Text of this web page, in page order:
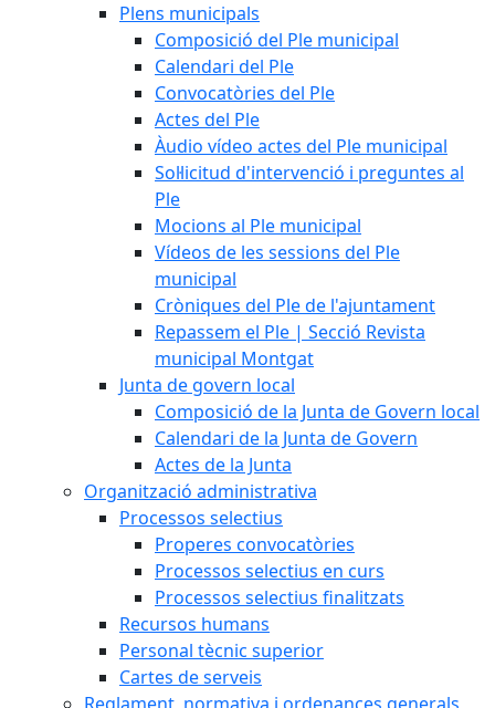
Plens municipals
Composició del Ple municipal
Calendari del Ple
Convocatòries del Ple
Actes del Ple
Àudio vídeo actes del Ple municipal
Sol·licitud d'intervenció i preguntes al
Ple
Mocions al Ple municipal
Vídeos de les sessions del Ple
municipal
Cròniques del Ple de l'ajuntament
Repassem el Ple | Secció Revista
municipal Montgat
Junta de govern local
Composició de la Junta de Govern local
Calendari de la Junta de Govern
Actes de la Junta
Organització administrativa
Processos selectius
Properes convocatòries
Processos selectius en curs
Processos selectius finalitzats
Recursos humans
Personal tècnic superior
Cartes de serveis